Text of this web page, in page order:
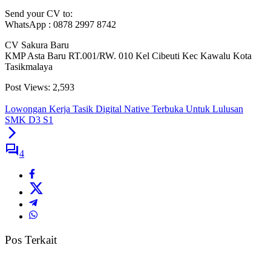
Send your CV to:
WhatsApp : 0878 2997 8742
CV Sakura Baru
KMP Asta Baru RT.001/RW. 010 Kel Cibeuti Kec Kawalu Kota
Tasikmalaya
Post Views: 2,593
Lowongan Kerja Tasik Digital Native Terbuka Untuk Lulusan
SMK D3 S1
4
Pos Terkait